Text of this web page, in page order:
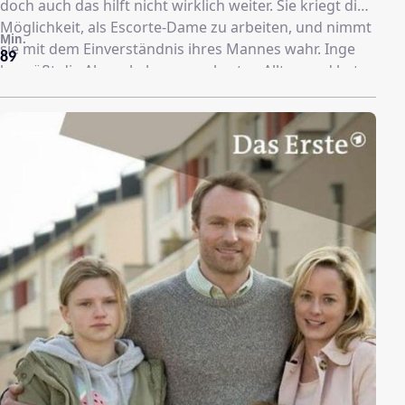
doch auch das hilft nicht wirklich weiter. Sie kriegt die
Möglichkeit, als Escorte-Dame zu arbeiten, und nimmt
sie mit dem Einverständnis ihres Mannes wahr. Inge
begrüßt die Abwechslung zum harten Alltag und hat
damit einen sehr guten Nebenverdienst gefunden,
doch Ludwig leidet unter ihrem neuen Job und der
Nähe zwischen ihr und ihren Kunden.
89
Min.